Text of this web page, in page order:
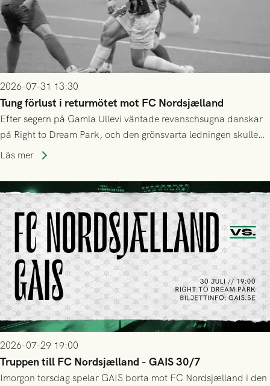
2026-07-31 13:30
Tung förlust i returmötet mot FC Nordsjælland
Efter segern på Gamla Ullevi väntade revanschsugna danskar
på Right to Dream Park, och den grönsvarta ledningen skulle
upphöra efter mindre än kvarten spelad. På lika mark visade
tennissiffror och det grönsvarta europaäventyret tog slut.
Läs mer
2026-07-29 19:00
Truppen till FC Nordsjælland - GAIS 30/7
Imorgon torsdag spelar GAIS borta mot FC Nordsjælland i den